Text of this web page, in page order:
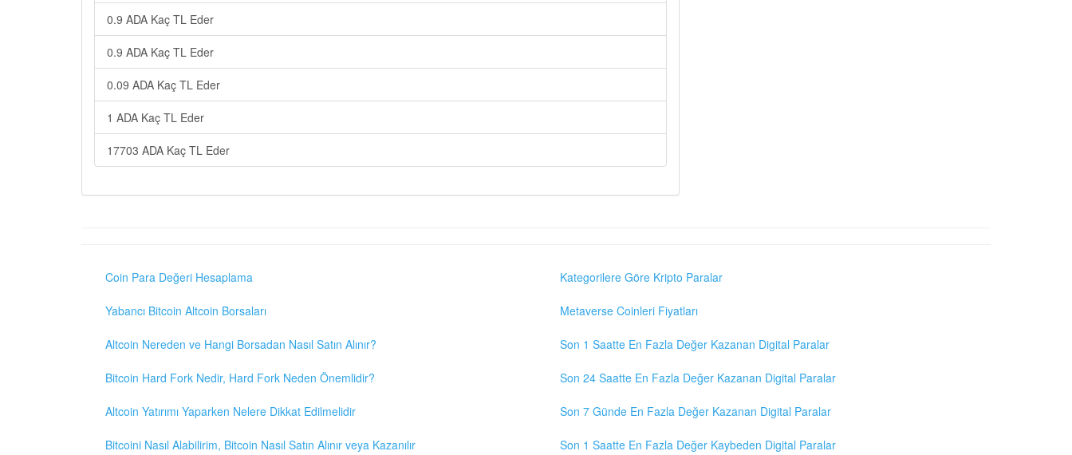
0.9 ADA Kaç TL Eder
0.9 ADA Kaç TL Eder
0.09 ADA Kaç TL Eder
1 ADA Kaç TL Eder
17703 ADA Kaç TL Eder
Coin Para Değeri Hesaplama
Yabancı Bitcoin Altcoin Borsaları
Altcoin Nereden ve Hangi Borsadan Nasıl Satın Alınır?
Bitcoin Hard Fork Nedir, Hard Fork Neden Önemlidir?
Altcoin Yatırımı Yaparken Nelere Dikkat Edilmelidir
Bitcoini Nasıl Alabilirim, Bitcoin Nasıl Satın Alınır veya Kazanılır
Kategorilere Göre Kripto Paralar
Metaverse Coinleri Fiyatları
Son 1 Saatte En Fazla Değer Kazanan Digital Paralar
Son 24 Saatte En Fazla Değer Kazanan Digital Paralar
Son 7 Günde En Fazla Değer Kazanan Digital Paralar
Son 1 Saatte En Fazla Değer Kaybeden Digital Paralar